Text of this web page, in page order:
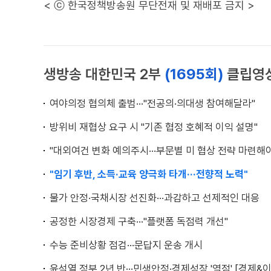
< ⓒ 한국정책방송원 무단전재 및 재배포 금지 >
생방송 대한민국 2부 (1695회) 클립영
여야의정 협의체 출범···"전공의·의대생 참여해달라"
방위비 재협상 요구 시 "기존 협정 호혜적 이익 설명"
"대외여건 변화 예의주시···부문별 미 협상 전략 마련해
"임기 후반, 소득·교육 양극화 타개···전향적 노력"
물가 안정·국채시장 선진화···과감하고 선제적인 대응
공정한 시장경제 구축···"플랫폼 독점력 개선"
수능 준비상황 점검···문답지 운송 개시
윤석열 정부 2년 반···민생안정·경제성장 '역점' [경제&